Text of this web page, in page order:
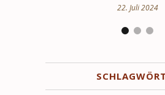
24. März 2024